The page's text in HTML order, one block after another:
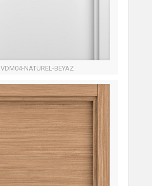
VDM04-NATUREL-BEYAZ